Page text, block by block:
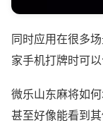
同时应用在很多
家手机打牌时可
微乐山东麻将如
甚至好像能看到